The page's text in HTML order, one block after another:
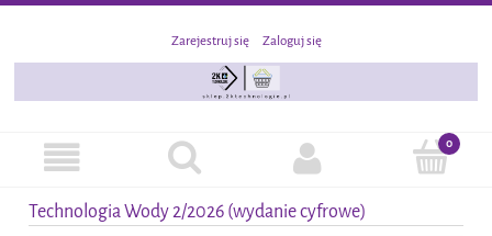
Zarejestruj się Zaloguj się
Technologia Wody 2/2026 (wydanie cyfrowe)